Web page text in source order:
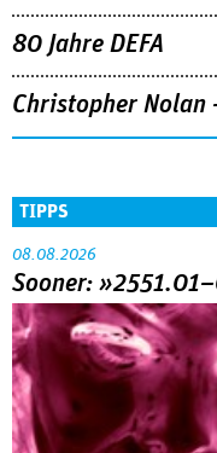
80 Jahre DEFA
Christopher Nolan
TIPPS
08.08.2026
Sooner: